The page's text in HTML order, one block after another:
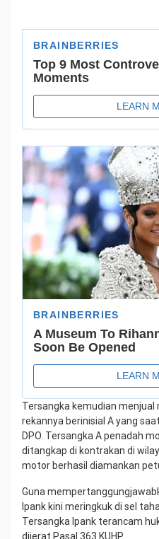
Tersangka kemudian menjual
rekannya berinisial A yang
DPO. Tersangka A penadah
ditangkap di kontrakan di
motor berhasil diamankan
Guna
Ipank kini meringkuk di sel
Tersangka Ipank terancam
dijerat Pasal 363 KUHP.